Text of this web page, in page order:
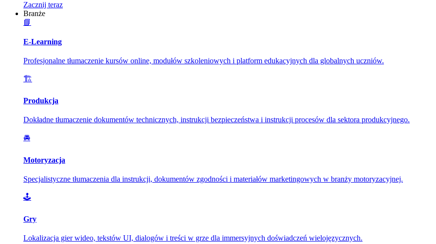
Zacznij teraz
Branże
📘
E-Learning
Profesjonalne tłumaczenie kursów online, modułów szkoleniowych i platform edukacyjnych dla globalnych uczniów.
🏗️
Produkcja
Dokładne tłumaczenie dokumentów technicznych, instrukcji bezpieczeństwa i instrukcji procesów dla sektora produkcyjnego.
🚘
Motoryzacja
Specjalistyczne tłumaczenia dla instrukcji, dokumentów zgodności i materiałów marketingowych w branży motoryzacyjnej.
🕹️
Gry
Lokalizacja gier wideo, tekstów UI, dialogów i treści w grze dla immersyjnych doświadczeń wielojęzycznych.